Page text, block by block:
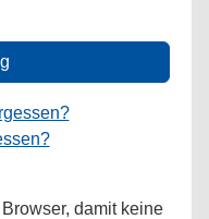
damit keine